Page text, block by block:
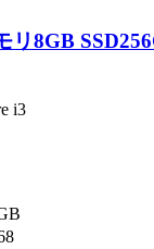
リ8GB
i3